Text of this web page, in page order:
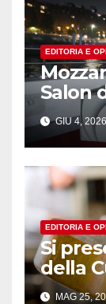
EDITORIA E
Mozzarella
Salon
GIU 4, 2026
EDITORIA E
Si
della
MAG 25,